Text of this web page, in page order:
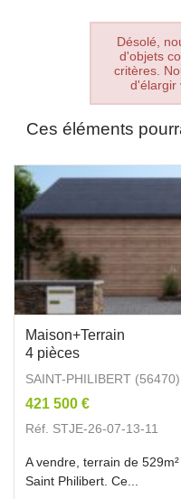
Désolé,
d'objets
critères.
d'élargir
Ces éléments
Maison+Terrain
4 pièces
SAINT-PHILIBERT (56470)
421 500 €
Réf. STJE-26-07-13-11
A vendre, terrain de
Saint Philibert. Ce...